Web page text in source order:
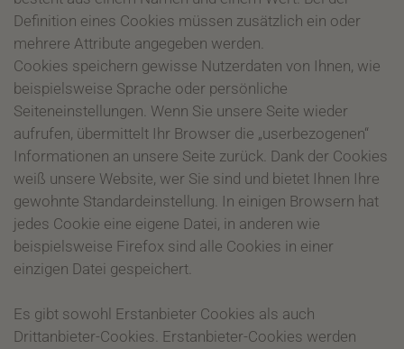
Definition eines Cookies müssen zusätzlich ein oder
mehrere Attribute angegeben werden.
Cookies speichern gewisse Nutzerdaten von Ihnen, wie
beispielsweise Sprache oder persönliche
Seiteneinstellungen. Wenn Sie unsere Seite wieder
aufrufen, übermittelt Ihr Browser die „userbezogenen“
Informationen an unsere Seite zurück. Dank der Cookies
weiß unsere Website, wer Sie sind und bietet Ihnen Ihre
gewohnte Standardeinstellung. In einigen Browsern hat
jedes Cookie eine eigene Datei, in anderen wie
beispielsweise Firefox sind alle Cookies in einer
einzigen Datei gespeichert.
Es gibt sowohl Erstanbieter Cookies als auch
Drittanbieter-Cookies. Erstanbieter-Cookies werden